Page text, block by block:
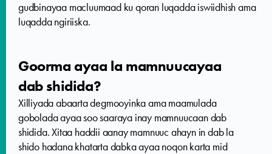
gudbinayaa macluumaad ku qoran luqadda iswiidhish ama
luqadda ngiriiska.
Goorma ayaa la mamnuucayaa
dab shidida?
Xilliyada abaarta degmooyinka ama maamulada
gobolada ayaa soo saaraya inay mamnuucaan dab
shidida. Xitaa haddii aanay mamnuuc ahayn in dab la
shido hadana khatarta dabka ayaa noqon karta mid